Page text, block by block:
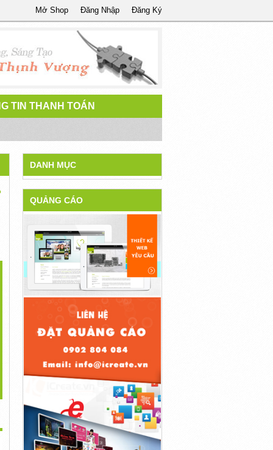
Đăng Ký
Đăng Nhập
Mở Shop
TIN THANH TOÁN
Hạng Sang Và...
Liên Hệ
2023, Phiên...
Liên Hệ
>
DANH MỤC
QUẢNG CÁO